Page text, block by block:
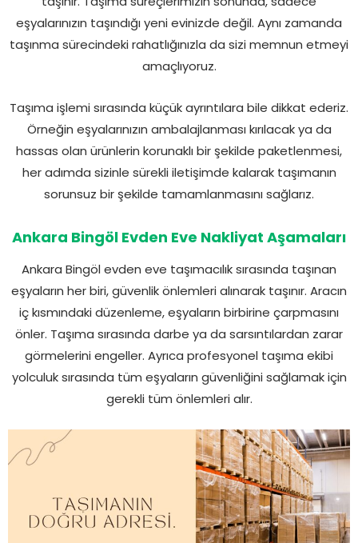
eşyalarınızın taşındığı yeni evinizde değil. Aynı zamanda
taşınma sürecindeki rahatlığınızla da sizi memnun etmeyi
amaçlıyoruz.
Taşıma işlemi sırasında küçük ayrıntılara bile dikkat ederiz.
Örneğin eşyalarınızın ambalajlanması kırılacak ya da
hassas olan ürünlerin korunaklı bir şekilde paketlenmesi,
her adımda sizinle sürekli iletişimde kalarak taşımanın
sorunsuz bir şekilde tamamlanmasını sağlarız.
Ankara Bingöl Evden Eve Nakliyat Aşamaları
Ankara Bingöl evden eve taşımacılık sırasında taşınan
eşyaların her biri, güvenlik önlemleri alınarak taşınır. Aracın
iç kısmındaki düzenleme, eşyaların birbirine çarpmasını
önler. Taşıma sırasında darbe ya da sarsıntılardan zarar
görmelerini engeller. Ayrıca profesyonel taşıma ekibi
yolculuk sırasında tüm eşyaların güvenliğini sağlamak için
gerekli tüm önlemleri alır.